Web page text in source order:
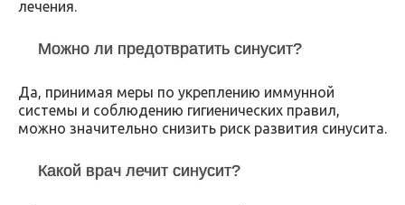
лечения.
Можно ли предотвратить синусит?
Да, принимая меры по укреплению иммунной
системы и соблюдению гигиенических правил,
можно значительно снизить риск развития синусита.
Какой врач лечит синусит?